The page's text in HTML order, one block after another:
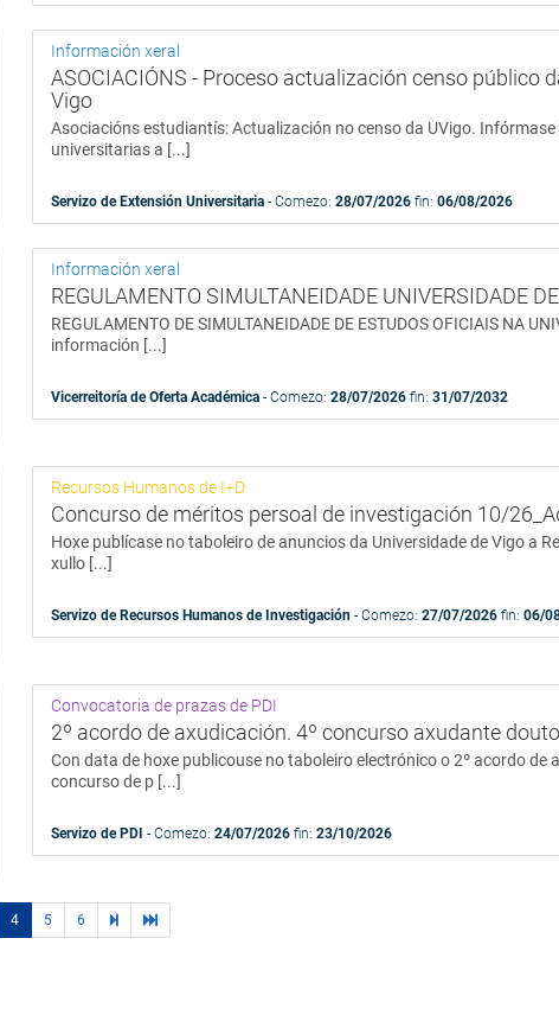
Información xeral
ASOCIACIÓNS - Proceso actualización censo público
Vigo
Asociacións estudiantís: Actualización no censo da UVigo.
universitarias a [...]
Servizo de Extensión Universitaria - Comezo: 28/07/2026 fin: 06/08/2026
Información xeral
REGULAMENTO SIMULTANEIDADE UNIVERSIDADE
REGULAMENTO DE SIMULTANEIDADE DE ESTUDOS OFICIAIS NA
información [...]
Vicerreitoría de Oferta Académica - Comezo: 28/07/2026 fin: 31/07/2032
Recursos Humanos de I+D
Concurso de méritos persoal de investigación 10/
Hoxe publícase no taboleiro de anuncios da Universidade de Vigo a
xullo [...]
Servizo de Recursos Humanos de Investigación - Comezo: 27/07/2026 fin: 06/
Convocatoria de prazas de PDI
2º acordo de axudicación. 4º concurso axudante
Con data de hoxe publicouse no taboleiro electrónico o 2º acordo de
concurso de p [...]
Servizo de PDI - Comezo: 24/07/2026 fin: 23/10/2026
4 5 6
páginas